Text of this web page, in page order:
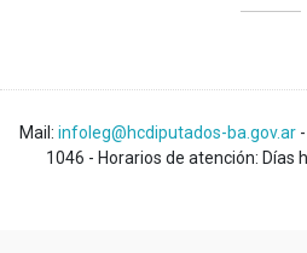
Mail: infoleg@hcdiputados-ba.gov.ar
1046 - Horarios de atención: Días